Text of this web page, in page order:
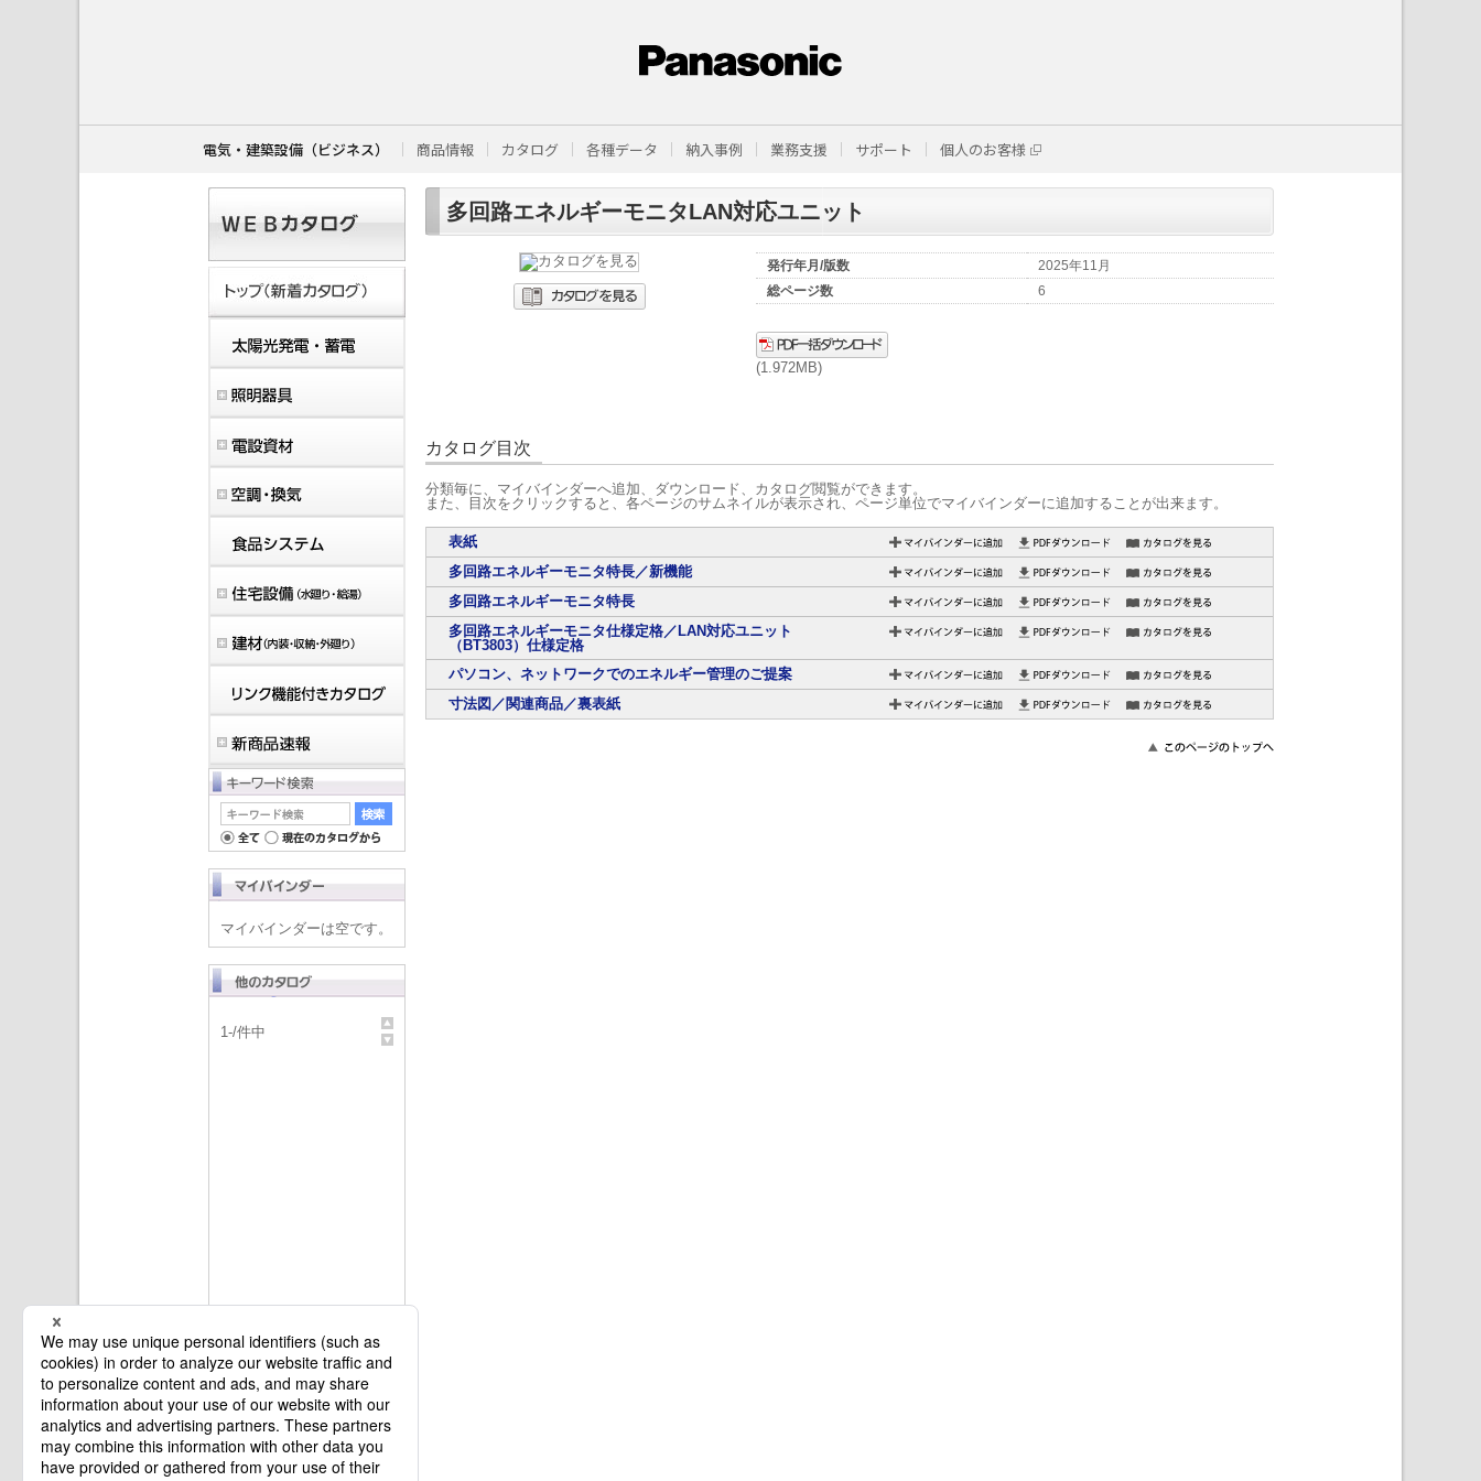
電気・建築設備（ビジネス） 商品情報 カタログ 各種データ 納入事例 業務支援 サポート 個人のお客様
多回路エネルギーモニタLAN対応ユニット
発行年月/版数
2025年11月
総ページ数
6
(1.972MB)
カタログ目次
分類毎に、マイバインダーへ追加、ダウンロード、カタログ閲覧ができます。
また、目次をクリックすると、各ページのサムネイルが表示され、ページ単位でマイバインダーに追加することが出来ます。
表紙
多回路エネルギーモニタ特長／新機能
多回路エネルギーモニタ特長
多回路エネルギーモニタ仕様定格／LAN対応ユニット
（BT3803）仕様定格
パソコン、ネットワークでのエネルギー管理のご提案
寸法図／関連商品／裏表紙
マイバインダーは空です。
1-/件中